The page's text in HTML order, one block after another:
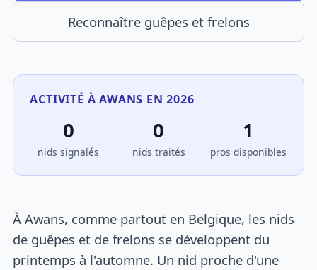
Reconnaître guêpes et frelons
ACTIVITÉ À AWANS EN 2026
0
nids signalés
0
nids traités
1
pros disponibles
À Awans, comme partout en Belgique, les nids
de guêpes et de frelons se développent du
printemps à l'automne. Un nid proche d'une